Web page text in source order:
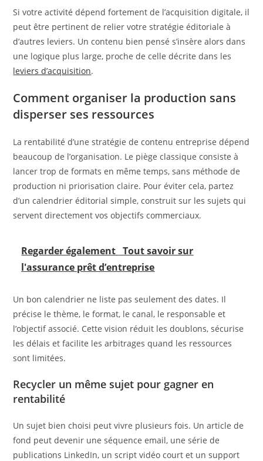
Si votre activité dépend fortement de l’acquisition digitale, il
peut être pertinent de relier votre stratégie éditoriale à
d’autres leviers. Un contenu bien pensé s’insère alors dans
une logique plus large, proche de celle décrite dans les
leviers d’acquisition.
Comment organiser la production sans
disperser ses ressources
La rentabilité d’une stratégie de contenu entreprise dépend
beaucoup de l’organisation. Le piège classique consiste à
lancer trop de formats en même temps, sans méthode de
production ni priorisation claire. Pour éviter cela, partez
d’un calendrier éditorial simple, construit sur les sujets qui
servent directement vos objectifs commerciaux.
Regarder également Tout savoir sur
l'assurance prêt d’entreprise
Un bon calendrier ne liste pas seulement des dates. Il
précise le thème, le format, le canal, le responsable et
l’objectif associé. Cette vision réduit les doublons, sécurise
les délais et facilite les arbitrages quand les ressources
sont limitées.
Recycler un même sujet pour gagner en
rentabilité
Un sujet bien choisi peut vivre plusieurs fois. Un article de
fond peut devenir une séquence email, une série de
publications LinkedIn, un script vidéo court et un support